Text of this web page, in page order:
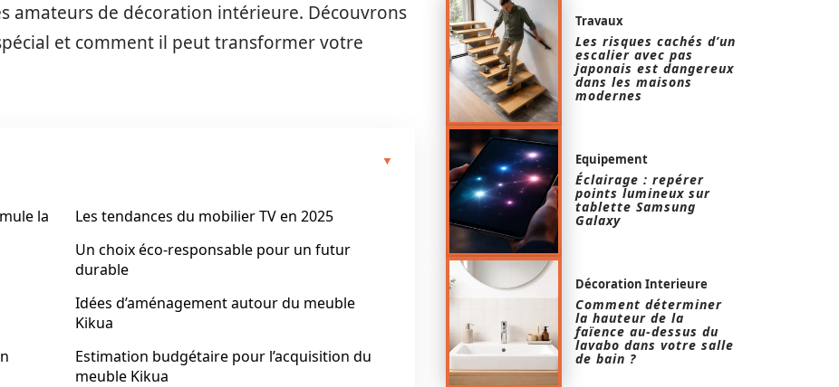
amateurs de décoration intérieure. Découvrons
et comment il peut transformer votre
la
Les tendances du mobilier TV en 2025
Un choix éco-responsable pour un futur
durable
Idées d’aménagement autour du meuble
Kikua
Estimation budgétaire pour l’acquisition du
meuble Kikua
Travaux
Les risques cachés d’un
escalier avec pas
japonais est dangereux
dans les maisons
modernes
Equipement
Éclairage : repérer
points lumineux sur
tablette Samsung
Galaxy
Décoration Interieure
Comment déterminer
la hauteur de la
faïence au-dessus du
lavabo dans votre salle
de bain ?